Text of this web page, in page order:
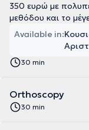
350 ευρώ με
μεθόδου και το
Available in:
30 min
Orthoscopy
30 min